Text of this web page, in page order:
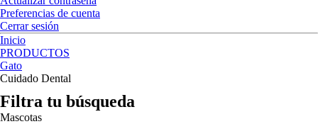
Preferencias de cuenta
Cerrar sesión
Inicio
PRODUCTOS
Gato
Cuidado Dental
Filtra tu búsqueda
Mascotas